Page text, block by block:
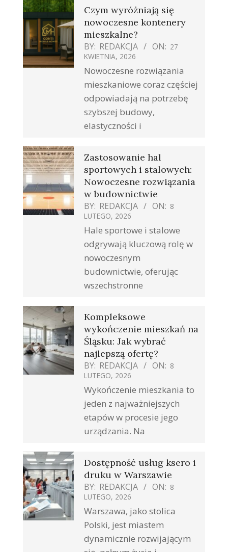
Czym wyróżniają się
nowoczesne kontenery
mieszkalne?
BY: REDAKCJA ON: 27
KWIETNIA, 2026
Nowoczesne rozwiązania
mieszkaniowe coraz częściej
odpowiadają na potrzebę
szybszej budowy,
elastyczności i
Zastosowanie hal
sportowych i stalowych:
Nowoczesne rozwiązania
w budownictwie
BY: REDAKCJA ON: 8
LUTEGO, 2026
Hale sportowe i stalowe
odgrywają kluczową rolę w
nowoczesnym
budownictwie, oferując
wszechstronne
Kompleksowe
wykończenie mieszkań na
Śląsku: Jak wybrać
najlepszą ofertę?
BY: REDAKCJA ON: 8
LUTEGO, 2026
Wykończenie mieszkania to
jeden z najważniejszych
etapów w procesie jego
urządzania. Na
Dostępność usług ksero i
druku w Warszawie
BY: REDAKCJA ON: 8
LUTEGO, 2026
Warszawa, jako stolica
Polski, jest miastem
dynamicznie rozwijającym